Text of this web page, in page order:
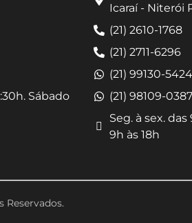
Sábado
Icaraí - Niterói
(21) 2610-1768
(21) 2711-6296
(21) 99130-5424
(21) 98109-0387
Seg. à sex.
9h às 18h
Reservados.